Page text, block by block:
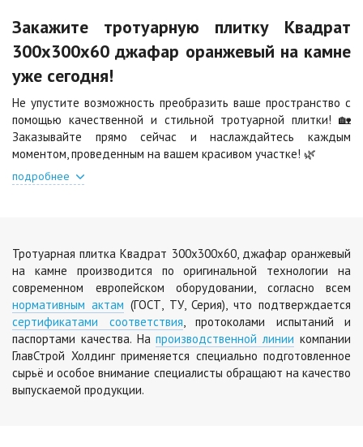
Шафран
Цена по запросу
Янтарь
Цена по запросу
Яшма
Цена по запросу
Закажите тротуарную плитку Квадрат
300х300х60 джафар оранжевый на камне
уже сегодня!
Не упустите возможность преобразить ваше пространство с
помощью качественной и стильной тротуарной плитки! 🏡
Заказывайте прямо сейчас и наслаждайтесь каждым
моментом, проведенным на вашем красивом участке! 🌿
подробнее
Тротуарная плитка Квадрат 300х300х60, джафар оранжевый
на камне производится по оригинальной технологии на
современном европейском оборудовании, согласно всем
нормативным актам (ГОСТ, ТУ, Серия), что подтверждается
сертификатами соответствия , протоколами испытаний и
паспортами качества. Напроизводственной линии компании
ГлавСтрой Холдинг применяется специально подготовленное
сырьё и особое внимание специалисты обращают на качество
выпускаемой продукции.